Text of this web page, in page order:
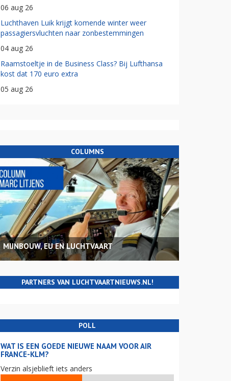
06 aug 26
Luchthaven Luik krijgt komende winter weer
passagiersvluchten naar zonbestemmingen
04 aug 26
Raamstoeltje in de Business Class? Bij Lufthansa
kost dat 170 euro extra
05 aug 26
COLUMNS
MIJNBOUW, EU EN LUCHTVAART
PARTNERS VAN LUCHTVAARTNIEUWS.NL!
POLL
WAT IS EEN GOEDE NIEUWE NAAM VOOR AIR
FRANCE-KLM?
Verzin alsjeblieft iets anders